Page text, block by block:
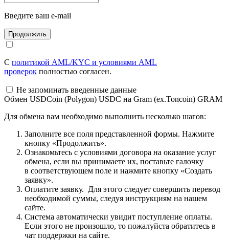
Введите ваш e-mail
С политикой AML/KYC и условиями AML
проверок полностью согласен.
Не запоминать введенные данные
Обмен USDCoin (Polygon) USDC на Gram (ex.Toncoin) GRAM
Для обмена вам необходимо выполнить несколько шагов:
Заполните все поля представленной формы. Нажмите
кнопку «Продолжить».
Ознакомьтесь с условиями договора на оказание услуг
обмена, если вы принимаете их, поставьте галочку
в соответствующем поле и нажмите кнопку «Создать
заявку».
Оплатите заявку. Для этого следует совершить перевод
необходимой суммы, следуя инструкциям на нашем
сайте.
Система автоматически увидит поступление оплаты.
Если этого не произошло, то пожалуйста обратитесь в
чат поддержки на сайте.